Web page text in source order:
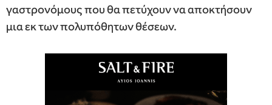
γαστρονόμους που θα πετύχουν να αποκτήσουν
μια εκ των πολυπόθητων θέσεων.